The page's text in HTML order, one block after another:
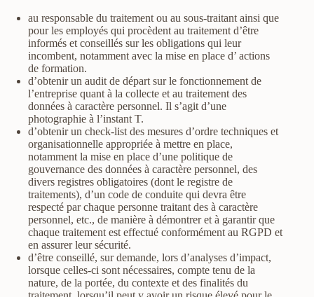
au responsable du traitement ou au sous-traitant ainsi que
pour les employés qui procèdent au traitement d’être
informés et conseillés sur les obligations qui leur
incombent, notamment avec la mise en place d’ actions
de formation.
d’obtenir un audit de départ sur le fonctionnement de
l’entreprise quant à la collecte et au traitement des
données à caractère personnel. Il s’agit d’une
photographie à l’instant T.
d’obtenir un check-list des mesures d’ordre techniques et
organisationnelle appropriée à mettre en place,
notamment la mise en place d’une politique de
gouvernance des données à caractère personnel, des
divers registres obligatoires (dont le registre de
traitements), d’un code de conduite qui devra être
respecté par chaque personne traitant des à caractère
personnel, etc., de manière à démontrer et à garantir que
chaque traitement est effectué conformément au RGPD et
en assurer leur sécurité.
d’être conseillé, sur demande, lors d’analyses d’impact,
lorsque celles-ci sont nécessaires, compte tenu de la
nature, de la portée, du contexte et des finalités du